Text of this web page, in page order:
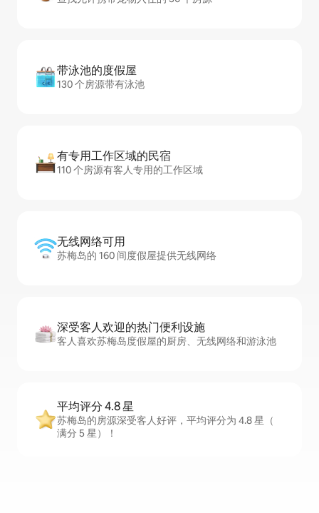
带泳池的度假屋
130 个房源带有泳池
有专用工作区域的民宿
110 个房源有客人专用的工作区域
无线网络可用
苏梅岛的 160 间度假屋提供无线网络
深受客人欢迎的热门便利设施
客人喜欢苏梅岛度假屋的厨房、无线网络和游泳池
平均评分 4.8 星
苏梅岛的房源深受客人好评，平均评分为 4.8 星（
满分 5 星）！